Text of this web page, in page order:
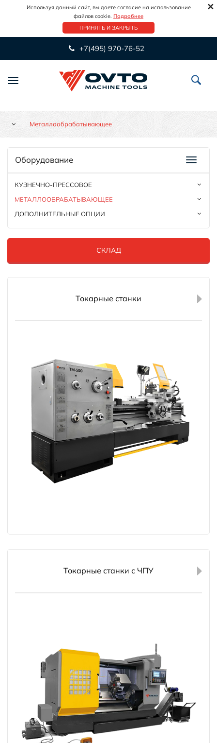
Используя данный сайт, вы даете согласие на использование
файлов cookie. Подробнее
ПРИНЯТЬ И ЗАКРЫТЬ
×
+7(495) 970-76-52
Переключить
Металлообрабатывающее
Оборудование
КУЗНЕЧНО-ПРЕССОВОЕ
МЕТАЛЛООБРАБАТЫВАЮЩЕЕ
ДОПОЛНИТЕЛЬНЫЕ ОПЦИИ
СКЛАД
Токарные станки
Токарные станки с ЧПУ